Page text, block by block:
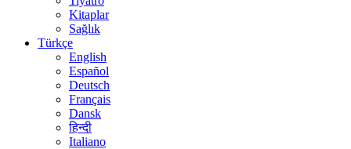
Kitaplar
Sağlık
Türkçe
English
Español
Deutsch
Français
Dansk
हिन्दी
Italiano